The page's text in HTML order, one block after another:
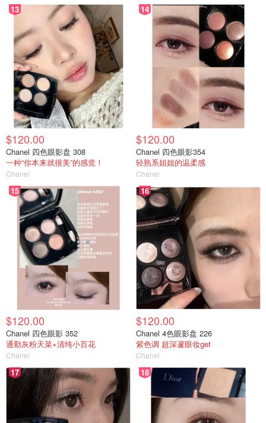
13
$120.00
Chanel 四色眼影盘 308
一种“你本来就很美”的感觉！
Chanel
14
$120.00
Chanel 四色眼影354
轻熟系姐姐的温柔感
Chanel
15
$120.00
Chanel 四色眼影 352
通勤灰粉天菜+清纯小百花
Chanel
16
$120.00
Chanel 4色眼影盘 226
紫色调 超深邃眼妆get
Chanel
17 18